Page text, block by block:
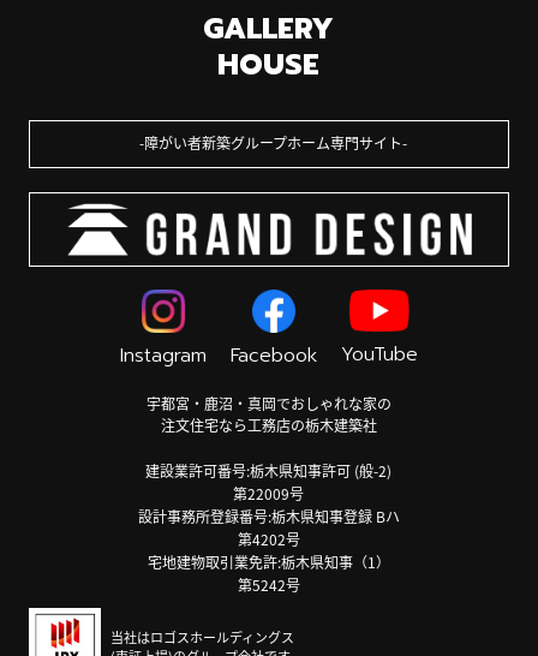
GALLERY
HOUSE
障がい者新築グループホーム専門サイト
Instagram Facebook YouTube
宇都宮・鹿沼・真岡でおしゃれな家の
注文住宅なら工務店の栃木建築社
建設業許可番号:栃木県知事許可 (般-2)
第22009号
設計事務所登録番号:栃木県知事登録 Bハ
第4202号
宅地建物取引業免許:栃木県知事（1）
第5242号
当社はロゴスホールディングス